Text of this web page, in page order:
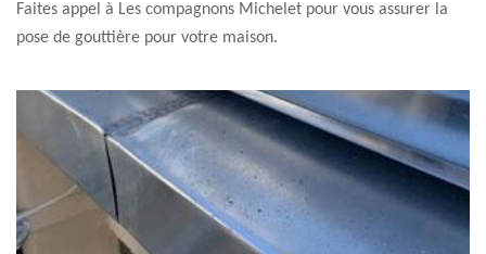
Faites appel à Les compagnons Michelet pour vous assurer la
pose de gouttière pour votre maison.